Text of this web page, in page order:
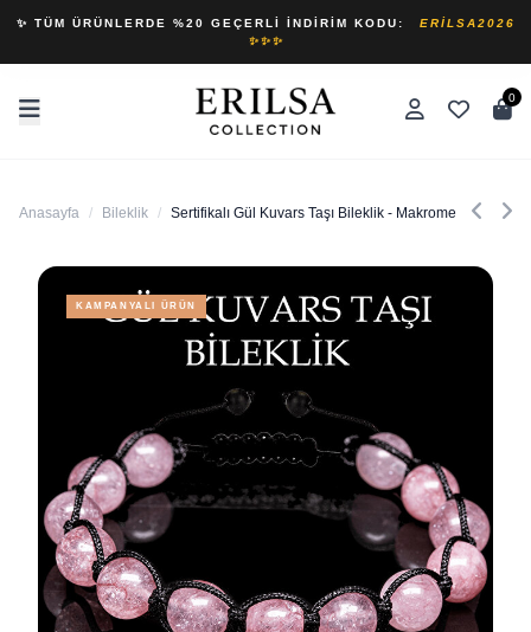
✨ TÜM ÜRÜNLERDE %20 GEÇERLI İNDIRIM KODU:
ERILSA2026
✨✨✨
0
Anasayfa / Bileklik / Sertifikalı Gül Kuvars Taşı Bileklik - Makrome
KAMPANYALI ÜRÜN